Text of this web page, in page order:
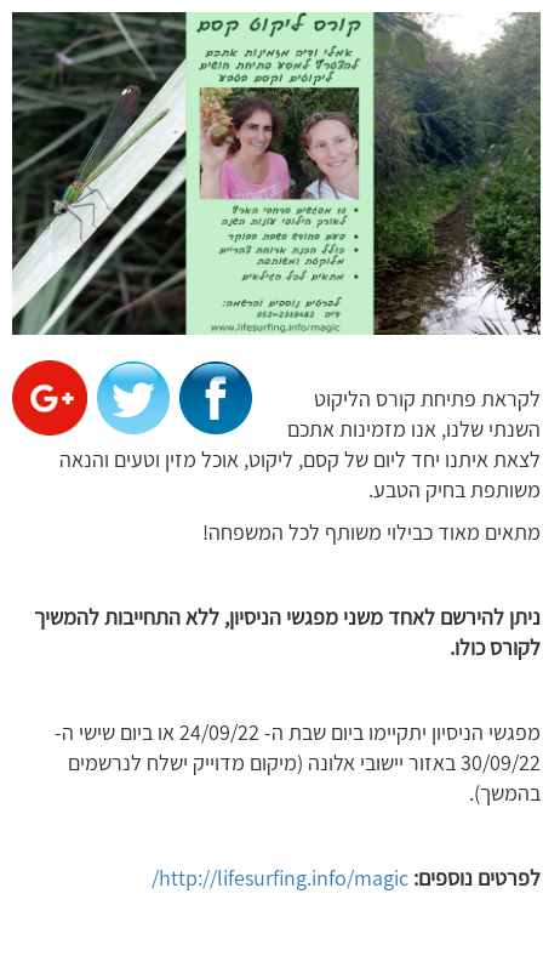
לקראת פתיחת קורס הליקוט
השנתי שלנו, אנו מזמינות אתכם
לצאת איתנו יחד ליום של קסם, ליקוט, אוכל מזין וטעים והנאה
משותפת בחיק הטבע.
מתאים מאוד כבילוי משותף לכל המשפחה!
ניתן להירשם לאחד משני מפגשי הניסיון, ללא התחייבות להמשיך
לקורס כולו.
מפגשי הניסיון יתקיימו ביום שבת ה- 24/09/22 או ביום שישי ה-
30/09/22 באזור יישובי אלונה (מיקום מדוייק ישלח לנרשמים
בהמשך).
לפרטים נוספים:
http://lifesurfing.info/magic/